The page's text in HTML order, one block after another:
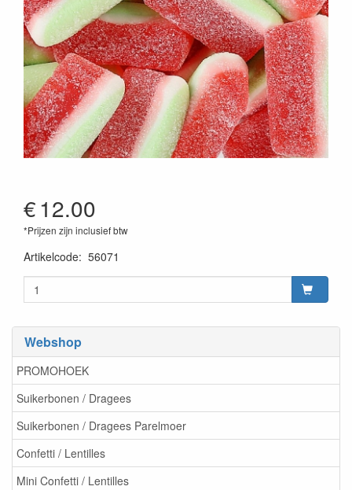
Webshop
PROMOHOEK
Suikerbonen / Dragees
Suikerbonen / Dragees Parelmoer
Confetti / Lentilles
Mini Confetti / Lentilles
€12.00
*Prijzen zijn inclusief btw
Artikelcode: 56071